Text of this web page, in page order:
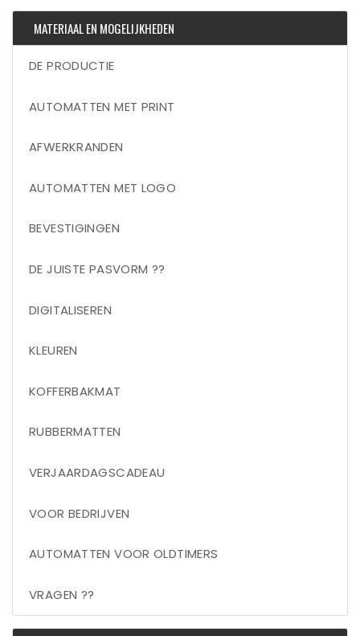
MATERIAAL EN MOGELIJKHEDEN
DE PRODUCTIE
AUTOMATTEN MET PRINT
AFWERKRANDEN
AUTOMATTEN MET LOGO
BEVESTIGINGEN
DE JUISTE PASVORM ??
DIGITALISEREN
KLEUREN
KOFFERBAKMAT
RUBBERMATTEN
VERJAARDAGSCADEAU
VOOR BEDRIJVEN
AUTOMATTEN VOOR OLDTIMERS
VRAGEN ??